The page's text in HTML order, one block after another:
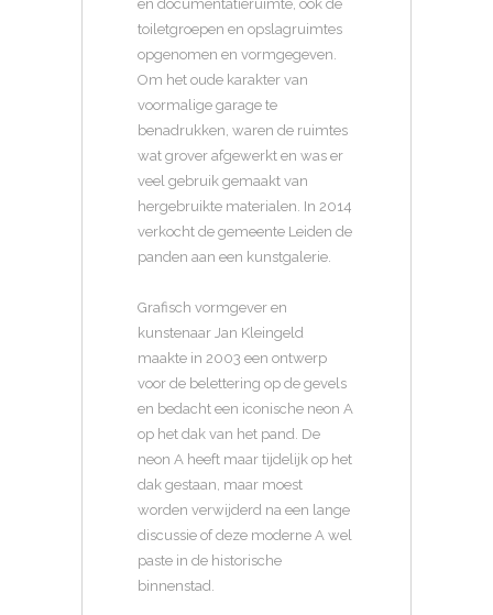
en documentatieruimte, ook de
toiletgroepen en opslagruimtes
opgenomen en vormgegeven.
Om het oude karakter van
voormalige garage te
benadrukken, waren de ruimtes
wat grover afgewerkt en was er
veel gebruik gemaakt van
hergebruikte materialen. In 2014
verkocht de gemeente Leiden de
panden aan een kunstgalerie.
Grafisch vormgever en
kunstenaar Jan Kleingeld
maakte in 2003 een ontwerp
voor de belettering op de gevels
en bedacht een iconische neon A
op het dak van het pand. De
neon A heeft maar tijdelijk op het
dak gestaan, maar moest
worden verwijderd na een lange
discussie of deze moderne A wel
paste in de historische
binnenstad.